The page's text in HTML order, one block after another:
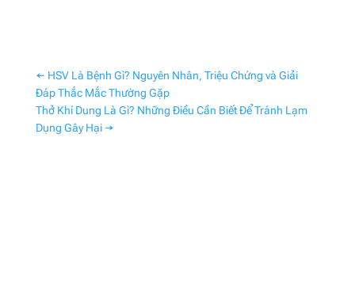
← HSV Là Bệnh Gì? Nguyên Nhân, Triệu Chứng và Giải
Đáp Thắc Mắc Thường Gặp
Thở Khí Dung Là Gì? Những Điều Cần Biết Để Tránh Lạm
Dụng Gây Hại→